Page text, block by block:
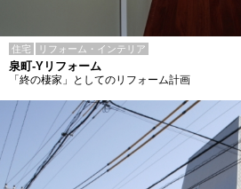
住宅 リフォーム・インテリア
泉町-Yリフォーム
「終の棲家」としてのリフォーム計画